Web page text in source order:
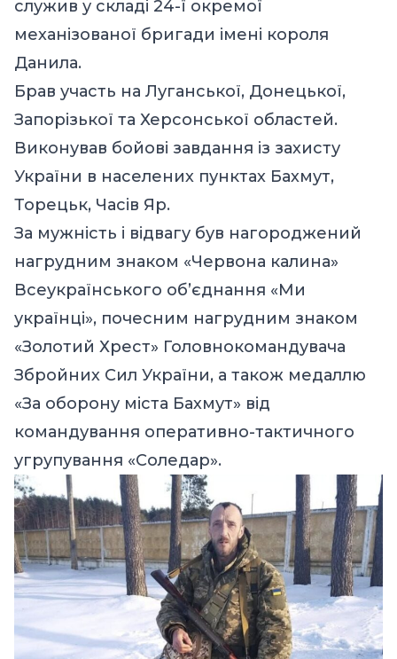
служив у складі 24-ї окремої
механізованої бригади імені короля
Данила.
Брав участь на Луганської, Донецької,
Запорізької та Херсонської областей.
Виконував бойові завдання із захисту
України в населених пунктах Бахмут,
Торецьк, Часів Яр.
За мужність і відвагу був нагороджений
нагрудним знаком «Червона калина»
Всеукраїнського об’єднання «Ми
українці», почесним нагрудним знаком
«Золотий Хрест» Головнокомандувача
Збройних Сил України, а також медаллю
«За оборону міста Бахмут» від
командування оперативно-тактичного
угрупування «Соледар».